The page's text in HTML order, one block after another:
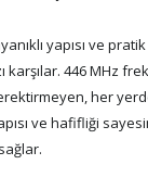
yapısı ve
karşılar. 446 MHz
her
ve hafifliği